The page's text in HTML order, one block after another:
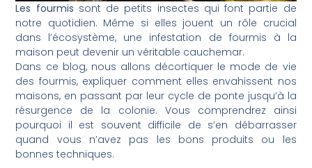
Les fourmis sont de petits insectes qui font partie de
notre quotidien. Même si elles jouent un rôle crucial
dans l’écosystème, une infestation de fourmis à la
maison peut devenir un véritable cauchemar.
Dans ce blog, nous allons décortiquer le mode de vie
des fourmis, expliquer comment elles envahissent nos
maisons, en passant par leur cycle de ponte jusqu’à la
résurgence de la colonie. Vous comprendrez ainsi
pourquoi il est souvent difficile de s’en débarrasser
quand vous n’avez pas les bons produits ou les
bonnes techniques.